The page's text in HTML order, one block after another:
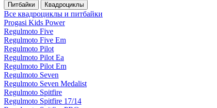
Питбайки Квадроциклы
Все квадроциклы и питбайки
Progasi Kids Power
Regulmoto Five
Regulmoto Five Em
Regulmoto Pilot
Regulmoto Pilot Ea
Regulmoto Pilot Em
Regulmoto Seven
Regulmoto Seven Medalist
Regulmoto Spitfire
Regulmoto Spitfire 17/14